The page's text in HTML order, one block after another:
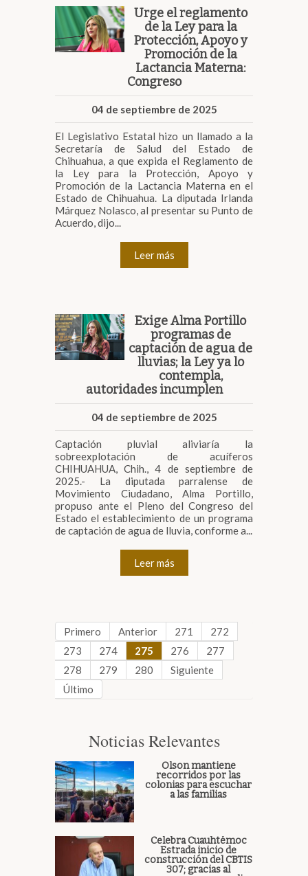
Urge el reglamento
de la Ley para la
Protección, Apoyo y
Promoción de la
Lactancia Materna:
Congreso
04 de septiembre de 2025
El Legislativo Estatal hizo un llamado a la
Secretaría de Salud del Estado de
Chihuahua, a que expida el Reglamento de
la Ley para la Protección, Apoyo y
Promoción de la Lactancia Materna en el
Estado de Chihuahua. La diputada Irlanda
Márquez Nolasco, al presentar su Punto de
Acuerdo, dijo...
Leer más
Exige Alma Portillo
programas de
captación de agua de
lluvias; la Ley ya lo
contempla,
autoridades incumplen
04 de septiembre de 2025
Captación pluvial aliviaría la
sobreexplotación de acuíferos
CHIHUAHUA, Chih., 4 de septiembre de
2025.- La diputada parralense de
Movimiento Ciudadano, Alma Portillo,
propuso ante el Pleno del Congreso del
Estado el establecimiento de un programa
de captación de agua de lluvia, conforme a...
Leer más
Primero Anterior 271
272
273
274 275 276
277
278
279 280
Siguiente
Último
Noticias Relevantes
Olson mantiene
recorridos por las
colonias para escuchar
a las familias
Celebra Cuauhtémoc
Estrada inicio de
construcción del CBTIS
307; gracias al